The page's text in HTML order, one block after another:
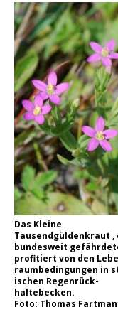
Das Kleine
Tausendgüldenkraut ,
bundesweit
profitiert von den
raumbedingungen in
ischen Regenrück-
haltebecken.
Foto: Thomas